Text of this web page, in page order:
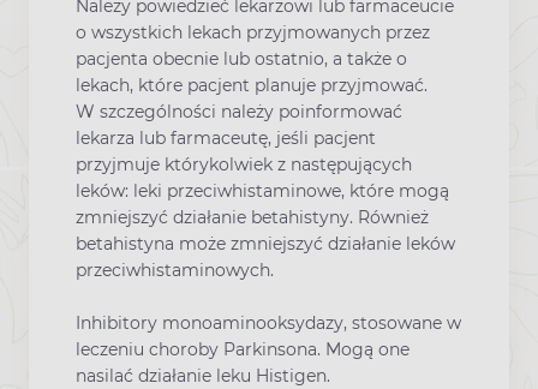
Należy powiedzieć lekarzowi lub farmaceucie
o wszystkich lekach przyjmowanych przez
pacjenta obecnie lub ostatnio, a także o
lekach, które pacjent planuje przyjmować.
W szczególności należy poinformować
lekarza lub farmaceutę, jeśli pacjent
przyjmuje którykolwiek z następujących
leków: leki przeciwhistaminowe, które mogą
zmniejszyć działanie betahistyny. Również
betahistyna może zmniejszyć działanie leków
przeciwhistaminowych.
Inhibitory monoaminooksydazy, stosowane w
leczeniu choroby Parkinsona. Mogą one
nasilać działanie leku Histigen.